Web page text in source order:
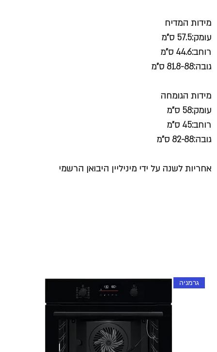
מידות המדיח
עומק:57.5 ס"מ
רוחב:44.6 ס"מ
גובה:81.8-88 ס"מ
מידות הגומחה
עומק:58 ס"מ
רוחב:45 ס"מ
גובה:82-88 ס"מ
אחריות לשנה על ידי מיניליין היבואן הרשמי
גרמניה